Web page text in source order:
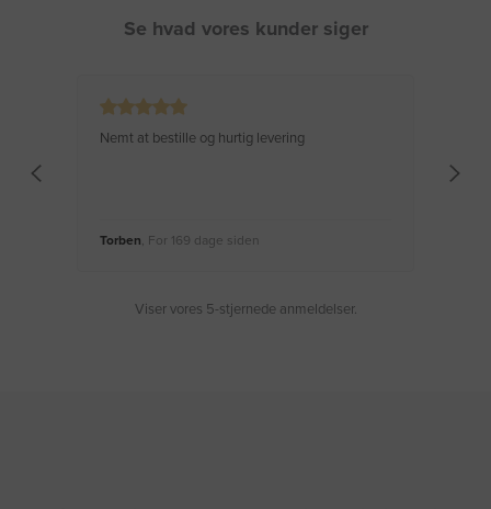
Se hvad vores kunder siger
Nemt at bestille og hurtig levering
Torben , For 169 dage siden
Viser vores 5-stjernede anmeldelser.